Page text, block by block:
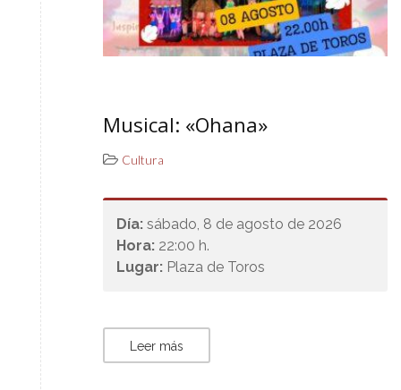
Musical: «Ohana»
Cultura
Día: sábado, 8 de agosto de 2026
Hora: 22:00 h.
Lugar: Plaza de Toros
Leer más